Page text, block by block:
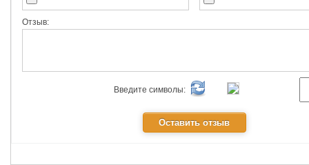
Отзыв:
Введите символы: